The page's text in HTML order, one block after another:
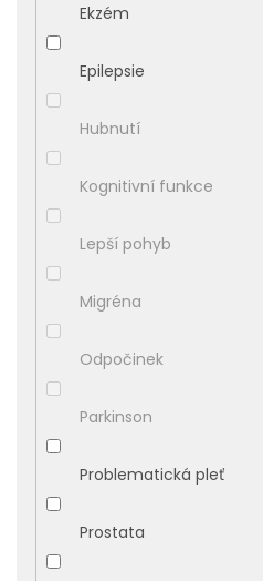
Ekzém
Epilepsie
Hubnutí
Kognitivní funkce
Lepší pohyb
Migréna
Odpočinek
Parkinson
Problematická pleť
Prostata